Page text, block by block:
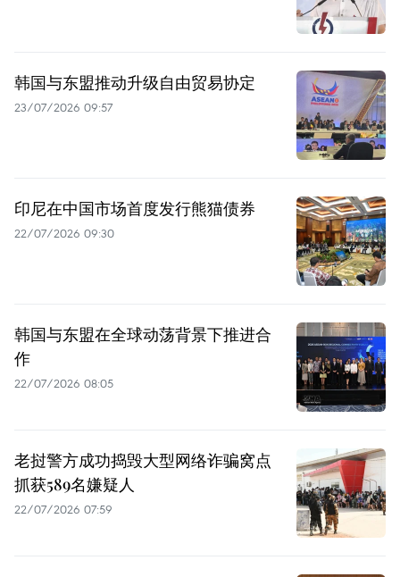
韩国与东盟推动升级自由贸易协定
23/07/2026 09:57
印尼在中国市场首度发行熊猫债券
22/07/2026 09:30
韩国与东盟在全球动荡背景下推进合
作
22/07/2026 08:05
老挝警方成功捣毁大型网络诈骗窝点
抓获589名嫌疑人
22/07/2026 07:59